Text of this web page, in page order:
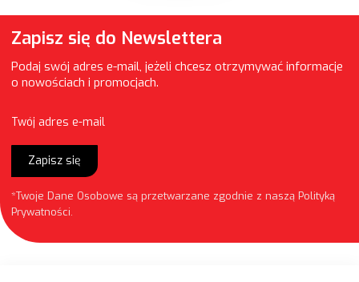
Zapisz się do Newslettera
Podaj swój adres e-mail, jeżeli chcesz otrzymywać informacje
o nowościach i promocjach.
Twój adres e-mail
Zapisz się
*Twoje Dane Osobowe są przetwarzane zgodnie z naszą Polityką
Prywatności.